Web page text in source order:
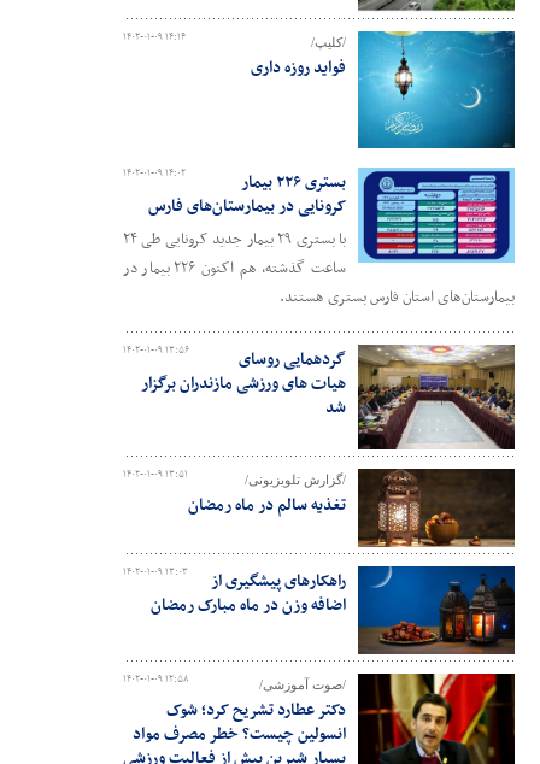
۱۴۰۲-۰۱-۰۹ ۱۴:۱۴ /کلیپ/
فواید روزه داری
۱۴۰۲-۰۱-۰۹ ۱۴:۰۲
بستری ۲۲۶ بیمار
کرونایی در بیمارستان‌های فارس
با بستری ۲۹ بیمار جدید کرونایی طی ۲۴
ساعت گذشته، هم اکنون ۲۲۶ بیمار در
بیمارستان‌های استان فارس بستری هستند.
۱۴۰۲-۰۱-۰۹ ۱۳:۵۶
گردهمایی روسای
هیات های ورزشی مازندران برگزار
شد
۱۴۰۲-۰۱-۰۹ ۱۳:۵۱ /گزارش تلویزیونی/
تغذیه سالم در ماه رمضان
۱۴۰۲-۰۱-۰۹ ۱۳:۰۳
راهکارهای پیشگیری از
اضافه وزن در ماه مبارک رمضان
۱۴۰۲-۰۱-۰۹ ۱۲:۵۸ /صوت آموزشی/
دکتر عطارد تشریح کرد؛ شوک
انسولین چیست؟ خطر مصرف مواد
بسیار شیرین پیش از فعالیت ورزشی